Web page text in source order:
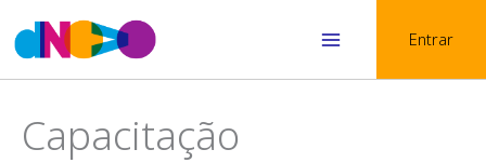
to
content
Entrar
Capacitação